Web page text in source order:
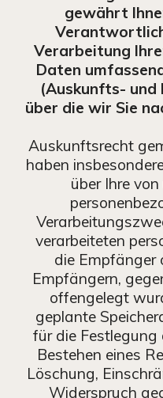
gewährt
Verarbeitung
Daten
(Auskunfts-
über die wir Sie
Auskunftsrecht
haben
über Ihre
verarbeiteten
die Empfänger
Empfängern,
offengelegt
geplante
für die Festlegung
Bestehen eines
Löschung,
Widerspruch